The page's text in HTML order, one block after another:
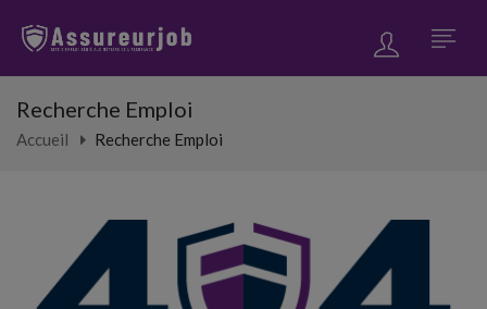
Recherche Emploi
Accueil Recherche Emploi